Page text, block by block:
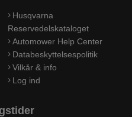
Husqvarna
Reservedelskataloget
Automower Help Center
Databeskyttelsespolitik
Vilkår & info
Log ind